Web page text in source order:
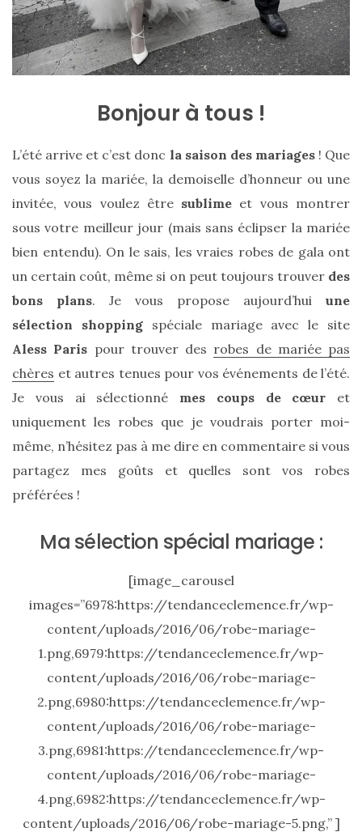
sur
ce
sac
et
cuir
au
luxe
discret
06/06/2026
cabas
cuir
tressé
Parfois
Bonjour à tous !
L’été arrive et c’est donc la saison des mariages! Que
vous soyez la mariée, la demoiselle d’honneur ou une
invitée, vous voulez être sublime et vous montrer
sous votre meilleur jour (mais sans éclipser la mariée
bien entendu). On le sais, les vraies robes de gala ont
un certain coût, même si on peut toujours trouver des
bons plans. Je vous propose aujourd’hui une
sélection shoppingspéciale mariage avec le site
Aless Paris pour trouver des robes de mariée pas
chères et autres tenues pour vos événements de l’été.
Je vous ai sélectionné mes coups de cœur et
uniquement les robes que je voudrais porter moi-
même, n’hésitez pas à me dire en commentaire si vous
partagez mes goûts et quelles sont vos robes
préférées !
Ma sélection spécial mariage :
[image_carousel
images=”6978:https://tendanceclemence.fr/wp-
content/uploads/2016/06/robe-mariage-
1.png,6979:https://tendanceclemence.fr/wp-
content/uploads/2016/06/robe-mariage-
2.png,6980:https://tendanceclemence.fr/wp-
content/uploads/2016/06/robe-mariage-
3.png,6981:https://tendanceclemence.fr/wp-
content/uploads/2016/06/robe-mariage-
4.png,6982:https://tendanceclemence.fr/wp-
content/uploads/2016/06/robe-mariage-5.png,” ]